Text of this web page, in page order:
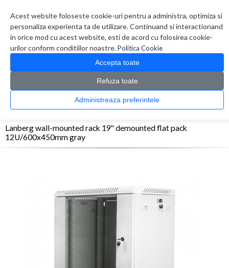
Acest website foloseste cookie-uri pentru a administra, optimiza si
personaliza experienta ta de utilizare. Continuand si interactionand
in orice mod cu acest website, esti de acord cu folosirea cookie-
urilor conform conditiilor noastre.Politica Cookie
Accepta toate
Refuza toate
Administreaza preferintele
0 produs(e)
CATALOG PRODUSE
> Rack-uri > Lanberg wall-mounted rack 19'' demounted
Lanberg wall-mounted rack 19'' demounted flat pack
12U/600x450mm gray